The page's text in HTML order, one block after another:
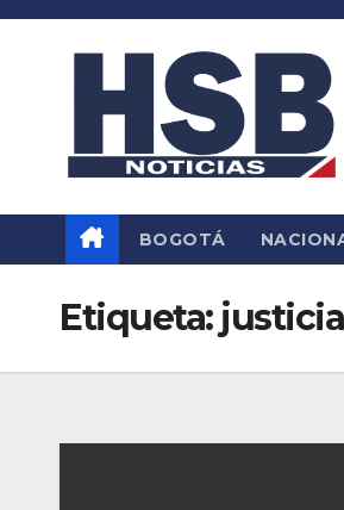
Saltar
BOGOTÁ
Etiqueta: